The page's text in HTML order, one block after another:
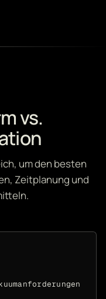
vs.
um den besten
Zeitplanung und